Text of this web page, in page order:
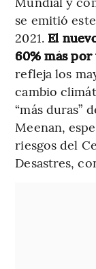
se emitió
2021. El
60% más
refleja los
cambio
“más duras”
Meenan,
riesgos del
Desastres,